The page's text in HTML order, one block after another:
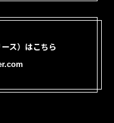
ス）はこちら